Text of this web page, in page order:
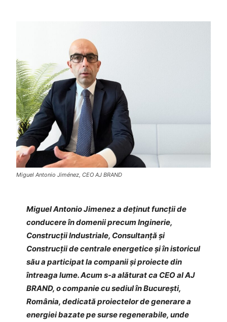
Miguel Antonio Jiménez, CEO AJ BRAND
Miguel Antonio Jimenez a deținut funcții de
conducere în domenii precum Inginerie,
Construcții Industriale, Consultanță și
Construcții de centrale energetice și în istoricul
său a participat la companii și proiecte din
întreaga lume. Acum s-a alăturat ca CEO al AJ
BRAND, o companie cu sediul în București,
România, dedicată proiectelor de generare a
energiei bazate pe surse regenerabile, unde